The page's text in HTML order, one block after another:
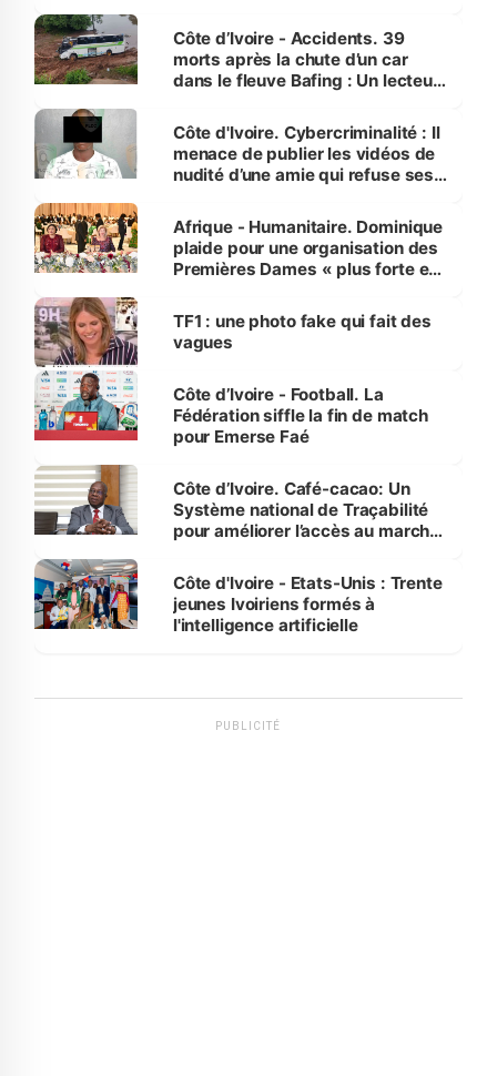
Côte d’Ivoire - Accidents. 39
morts après la chute d’un car
dans le fleuve Bafing : Un lecteur
des Transports
Côte d'Ivoire. Cybercriminalité : Il
menace de publier les vidéos de
nudité d’une amie qui refuse ses
Afrique - Humanitaire. Dominique
plaide pour une organisation des
Premières Dames « plus forte et
sur la scène internationale »
TF1 : une photo fake qui fait des
vagues
Côte d’Ivoire - Football. La
Fédération siffle la fin de match
pour Emerse Faé
Côte d’Ivoire. Café-cacao: Un
Système national de Traçabilité
pour améliorer l’accès au marché
Côte d'Ivoire - Etats-Unis : Trente
jeunes Ivoiriens formés à
l'intelligence artificielle
PUBLICITÉ